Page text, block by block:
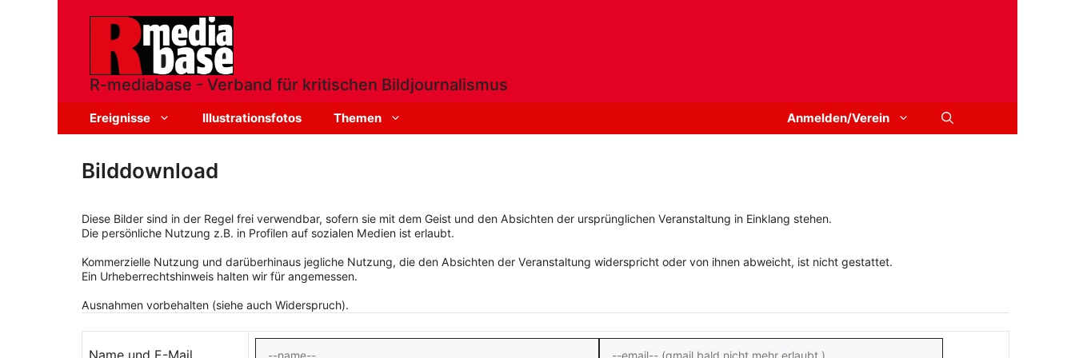
R-mediabase - Verband für kritischen Bildjournalismus
Ereignisse Illustrationsfotos Themen Anmelden/Verein
Bilddownload
Diese Bilder sind in der Regel frei verwendbar, sofern sie mit dem Geist und den Absichten der ursprünglichen Veranstaltung in Einklang stehen.
Die persönliche Nutzung z.B. in Profilen auf sozialen Medien ist erlaubt.
Kommerzielle Nutzung und darüberhinaus jegliche Nutzung, die den Absichten der Veranstaltung widerspricht oder von ihnen abweicht, ist nicht gestattet.
Ein Urheberrechtshinweis halten wir für angemessen.
Ausnahmen vorbehalten (siehe auch Widerspruch).
Name und E-Mail